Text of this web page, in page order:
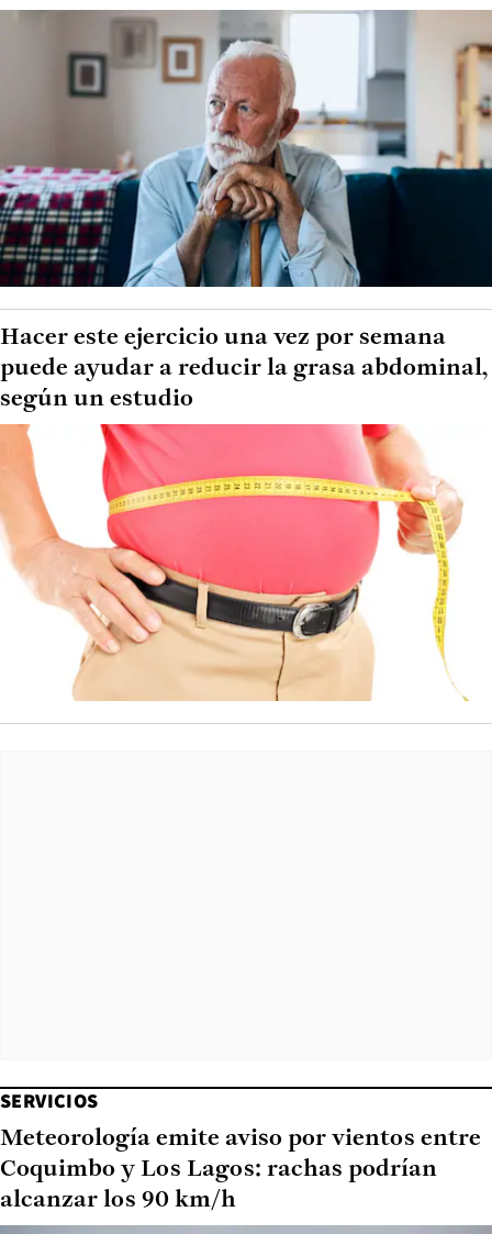
Hacer este ejercicio una vez por semana
puede ayudar a reducir la grasa abdominal,
según un estudio
SERVICIOS
Meteorología emite aviso por vientos entre
Coquimbo y Los Lagos: rachas podrían
alcanzar los 90 km/h